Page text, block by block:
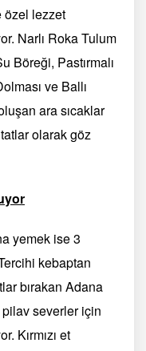
özel lezzet
Narlı Roka Tulum
Böreği, Pastırmalı
ve Ballı
ara sıcaklar
olarak göz
yemek ise 3
kebaptan
bırakan Adana
severler için
Kırmızı et